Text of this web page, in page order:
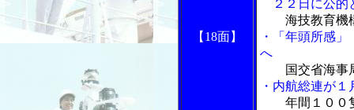
【18面】
２２日に公的
海技教育機
・「年頭所感
へ
国交省海
・内航総連が
年間１００